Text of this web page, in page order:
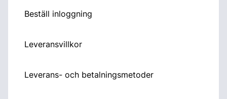
Beställ inloggning
Leveransvillkor
Leverans- och betalningsmetoder